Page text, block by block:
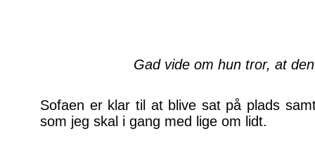
Gad vide om hun tror, at
Sofaen er klar til at blive sat på plads
som jeg skal i gang med lige om lidt.